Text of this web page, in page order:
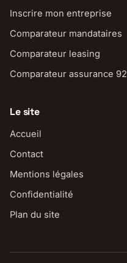
Inscrire mon entreprise
Comparateur mandataires
Comparateur leasing
Comparateur assurance 92
Le site
Accueil
Contact
Mentions légales
Confidentialité
Plan du site